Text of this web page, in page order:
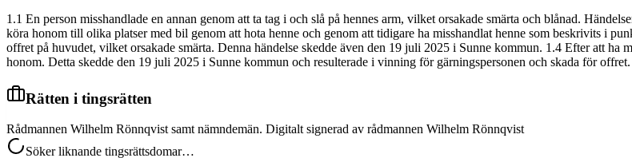
1.1 En person misshandlade en annan genom att ta tag i och slå på hennes arm, vilket orsakade smärta och blånad.
köra honom till olika platser med bil genom att hota henne och genom att tidigare ha misshandlat henne som beskrivits i
offret på huvudet, vilket orsakade smärta. Denna händelse skedde även den 19 juli 2025 i Sunne kommun. 1.4 Efter att
honom. Detta skedde den 19 juli 2025 i Sunne kommun och resulterade i vinning för gärningspersonen och skada för
Rätten i tingsrätten
Rådmannen Wilhelm Rönnqvist samt nämndemän. Digitalt signerad av rådmannen Wilhelm Rönnqvist
Söker liknande tingsrättsdomar…